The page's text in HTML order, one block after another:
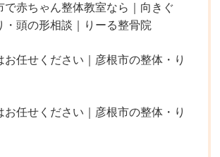
で赤ちゃん整体教室なら｜向きぐ
・頭の形相談｜りーる整骨院
お任せください｜彦根市の整体・り
お任せください｜彦根市の整体・り